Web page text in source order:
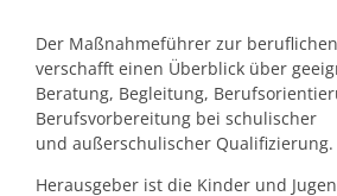
Der Maßnahmeführer zur
verschafft einen Überblick über
Beratung, Begleitung,
Berufsvorbereitung bei schulischer
und außerschulischer Qualifizierung.
Herausgeber ist die Kinder und